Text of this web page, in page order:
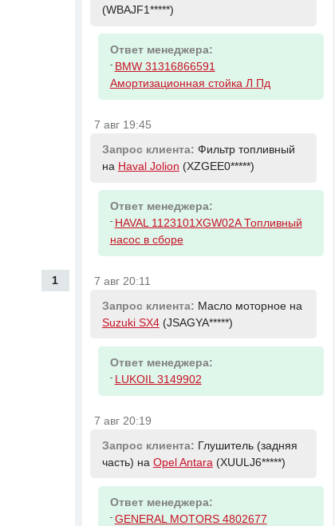
1
(WBAJF1*****)
Ответ менеджера:
- BMW 31316866591
Амортизационная стойка Л Пд
7 авг 19:45
Запрос клиента: Фильтр топливный
на Haval Jolion (XZGEE0*****)
Ответ менеджера:
- HAVAL 1123101XGW02A Топливный
насос в сборе
7 авг 20:11
Запрос клиента: Масло моторное на
Suzuki SX4(JSAGYA*****)
Ответ менеджера:
- LUKOIL 3149902
7 авг 20:19
Запрос клиента: Глушитель (задняя
часть) на Opel Antara (XUULJ6*****)
Ответ менеджера:
- GENERAL MOTORS 4802677